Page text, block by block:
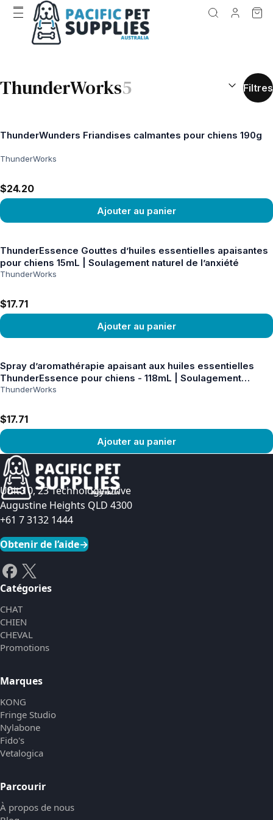
ThunderWorks5 RÉSULTATS
Filtres
ThunderWunders Friandises calmantes pour chiens 190g
ThunderWorks
$24.20
Ajouter au panier
ThunderEssence Gouttes d’huiles essentielles apaisantes
pour chiens 15mL | Soulagement naturel de l’anxiété
ThunderWorks
$17.71
Ajouter au panier
Spray d’aromathérapie apaisant aux huiles essentielles
ThunderEssence pour chiens - 118mL | Soulagement
naturel du stress
ThunderWorks
$17.71
Ajouter au panier
Voir le produit
Unit 10, 23 Technology Drive
Augustine Heights QLD 4300
+61 7 3132 1444
Obtenir de l’aide→
Catégories
CHAT
CHIEN
CHEVAL
Promotions
Marques
KONG
Fringe Studio
Nylabone
Fido's
Vetalogica
Parcourir
À propos de nous